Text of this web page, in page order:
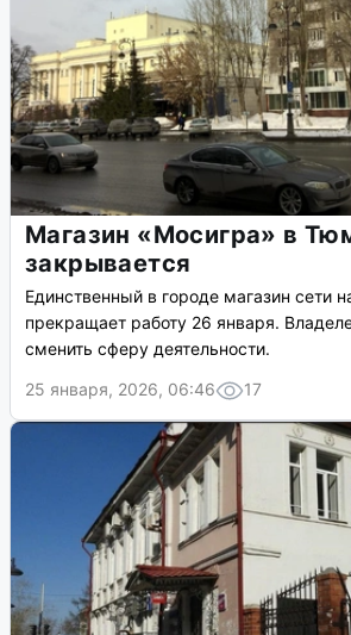
Магазин «Мосигра» в
закрывается
Единственный в городе магазин сети
прекращает работу 26 января.
сменить сферу деятельности.
25 января, 2026, 06:46
17